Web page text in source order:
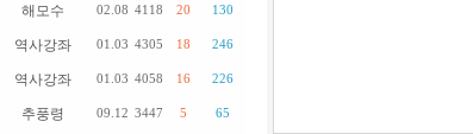
해모수 02.08 4118 20 130
역사강좌 01.03 4305 18 246
역사강좌 01.03 4058 16 226
추풍령 09.12 3447 5 65